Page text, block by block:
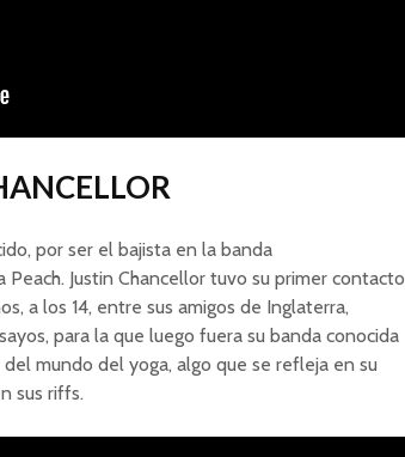
por ser el bajista en la banda
Justin Chancellor tuvo su primer contacto
a los 14, entre sus amigos de Inglaterra,
para la que luego fuera su banda conocida
mundo del yoga, algo que se refleja en su
sus riffs.